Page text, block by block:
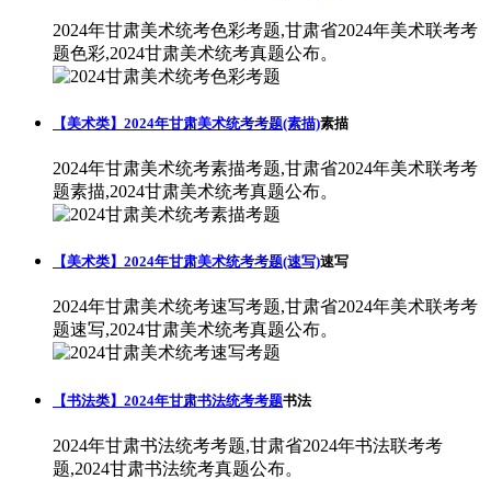
2024年甘肃美术统考色彩考题,甘肃省2024年美术联考考
题色彩,2024甘肃美术统考真题公布。
【美术类】2024年甘肃美术统考考题(素描)素描
2024年甘肃美术统考素描考题,甘肃省2024年美术联考考
题素描,2024甘肃美术统考真题公布。
【美术类】2024年甘肃美术统考考题(速写)速写
2024年甘肃美术统考速写考题,甘肃省2024年美术联考考
题速写,2024甘肃美术统考真题公布。
【书法类】2024年甘肃书法统考考题书法
2024年甘肃书法统考考题,甘肃省2024年书法联考考
题,2024甘肃书法统考真题公布。